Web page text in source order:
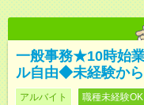
一般事務★10時始
ル自由◆未経験から
アルバイト 職種未経験OK